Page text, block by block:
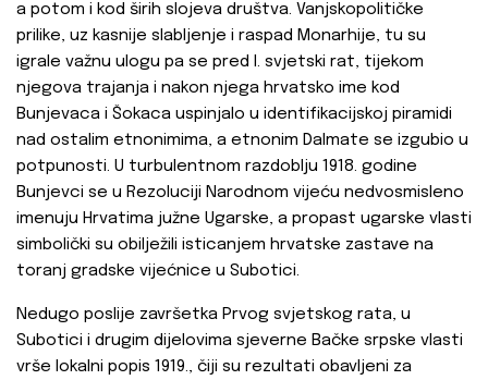
a potom i kod širih slojeva društva. Vanjskopolitičke
prilike, uz kasnije slabljenje i raspad Monarhije, tu su
igrale važnu ulogu pa se pred I. svjetski rat, tijekom
njegova trajanja i nakon njega hrvatsko ime kod
Bunjevaca i Šokaca uspinjalo u identifikacijskoj piramidi
nad ostalim etnonimima, a etnonim Dalmate se izgubio u
potpunosti. U turbulentnom razdoblju 1918. godine
Bunjevci se u Rezoluciji Narodnom vijeću nedvosmisleno
imenuju Hrvatima južne Ugarske, a propast ugarske vlasti
simbolički su obilježili isticanjem hrvatske zastave na
toranj gradske vijećnice u Subotici.
Nedugo poslije završetka Prvog svjetskog rata, u
Subotici i drugim dijelovima sjeverne Bačke srpske vlasti
vrše lokalni popis 1919., čiji su rezultati obavljeni za